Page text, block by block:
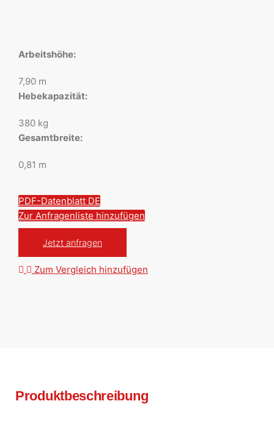
Arbeitshöhe:
7,90 m
Hebekapazität:
380 kg
Gesamtbreite:
0,81 m
PDF-Datenblatt DE
Zur Anfragenliste hinzufügen
Jetzt anfragen
Zum Vergleich hinzufügen
Produktbeschreibung